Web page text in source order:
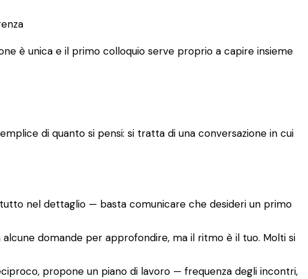
è unica e il primo colloquio serve proprio a capire insieme
di quanto si pensi: si tratta di una conversazione in cui
nel dettaglio — basta comunicare che desideri un primo
domande per approfondire, ma il ritmo è il tuo. Molti si
propone un piano di lavoro — frequenza degli incontri,